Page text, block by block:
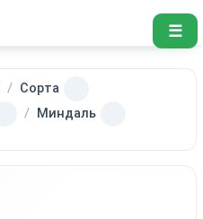
☰
Сорта
Миндаль